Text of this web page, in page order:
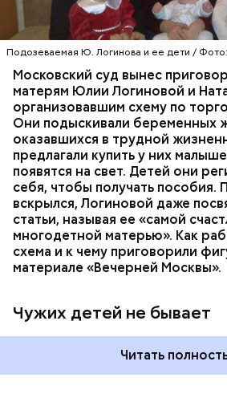
Подозеваемая Ю. Логинова и ее дети /
Московский суд вынес
матерям Юлии Логиновой и
организовавшим схему по
Они подыскивали беременных
оказавшихся в трудной
предлагали купить у них
появятся на свет. Детей они
себя, чтобы получать пособия.
вскрылся, Логиновой даже
статьи, называя ее «самой
многодетной матерью». Как
схема и к чему приговорили
материале «Вечерней Москвы».
Чужих детей не бывает
газете «Новокосино» появилась
заголовком «Чужих детей не
жительница столичного района
статье женщину представляют
мать.
Читать
ПРОИСШЕСТВИЯ
РАЙОН
СЛЕДСТВЕННЫЙ КОМИТЕТ
ТОРГОВЛЯ ЛЮДЬМИ
МОСКВА
При поимке преступников у них
автомат Калашникова, 90
кастеты, резиновые дубинки,
и флаги с нацистской
литература, а также средства
В средствах связи ФСБ нашли
«Параграфа-88».